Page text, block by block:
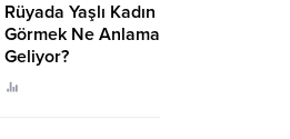
Rüyada Yaşlı Kadın
Görmek Ne Anlama
Geliyor?